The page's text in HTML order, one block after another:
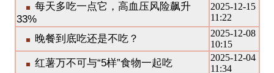
每天多吃一点它，高血压风险飙升
33%
2025-12-15
11:22
晚餐到底吃还是不吃？
2025-12-08
10:15
红薯万不可与“5样”食物一起吃
2025-12-04
11:34